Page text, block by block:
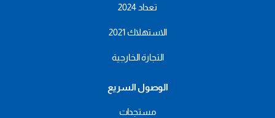
تعداد 2024
الاستهلاك 2021
التجارة الخارجية
الوصول السريع
مستجدات